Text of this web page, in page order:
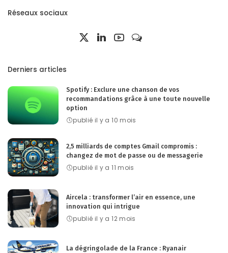
Réseaux sociaux
Derniers articles
Spotify : Exclure une chanson de vos
recommandations grâce à une toute nouvelle
option
publié il y a 10 mois
2,5 milliards de comptes Gmail compromis :
changez de mot de passe ou de messagerie
publié il y a 11 mois
Aircela : transformer l’air en essence, une
innovation qui intrigue
publié il y a 12 mois
La dégringolade de la France : Ryanair